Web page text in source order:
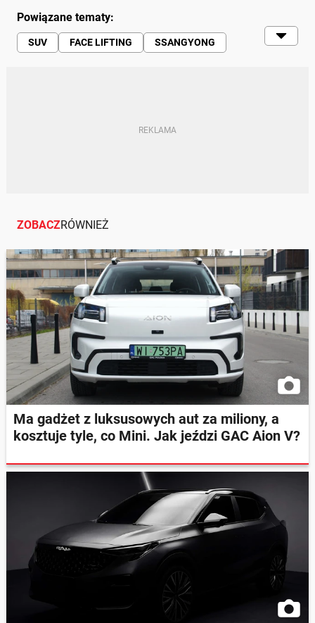
Powiązane tematy:
SUV FACE LIFTING
SSANGYONG
ZOBACZRÓWNIEŻ
Ma gadżet z luksusowych aut za miliony, a
kosztuje tyle, co Mini. Jak jeździ GAC Aion V?